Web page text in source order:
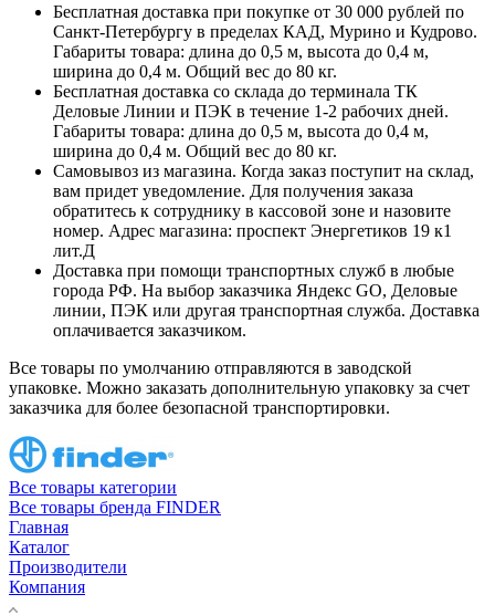
Бесплатная доставка при покупке от 30 000 рублей по
Санкт-Петербургу в пределах КАД, Мурино и Кудрово.
Габариты товара: длина до 0,5 м, высота до 0,4 м,
ширина до 0,4 м. Общий вес до 80 кг.
Бесплатная доставка со склада до терминала ТК
Деловые Линии и ПЭК в течение 1-2 рабочих дней.
Габариты товара: длина до 0,5 м, высота до 0,4 м,
ширина до 0,4 м. Общий вес до 80 кг.
Самовывоз из магазина. Когда заказ поступит на склад,
вам придет уведомление. Для получения заказа
обратитесь к сотруднику в кассовой зоне и назовите
номер. Адрес магазина: проспект Энергетиков 19 к1
лит.Д
Доставка при помощи транспортных служб в любые
города РФ. На выбор заказчика Яндекс GO, Деловые
линии, ПЭК или другая транспортная служба. Доставка
оплачивается заказчиком.
Все товары по умолчанию отправляются в заводской
упаковке. Можно заказать дополнительную упаковку за счет
заказчика для более безопасной транспортировки.
Все товары категории
Все товары бренда FINDER
Главная
Каталог
Производители
Компания